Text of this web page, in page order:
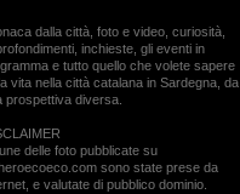
dalla città, foto e video, curiosità,
inchieste, gli eventi in
e tutto quello che volete sapere
vita nella città catalana in Sardegna, da
prospettiva diversa.
delle foto pubblicate su
sono state prese da
e valutate di pubblico dominio.